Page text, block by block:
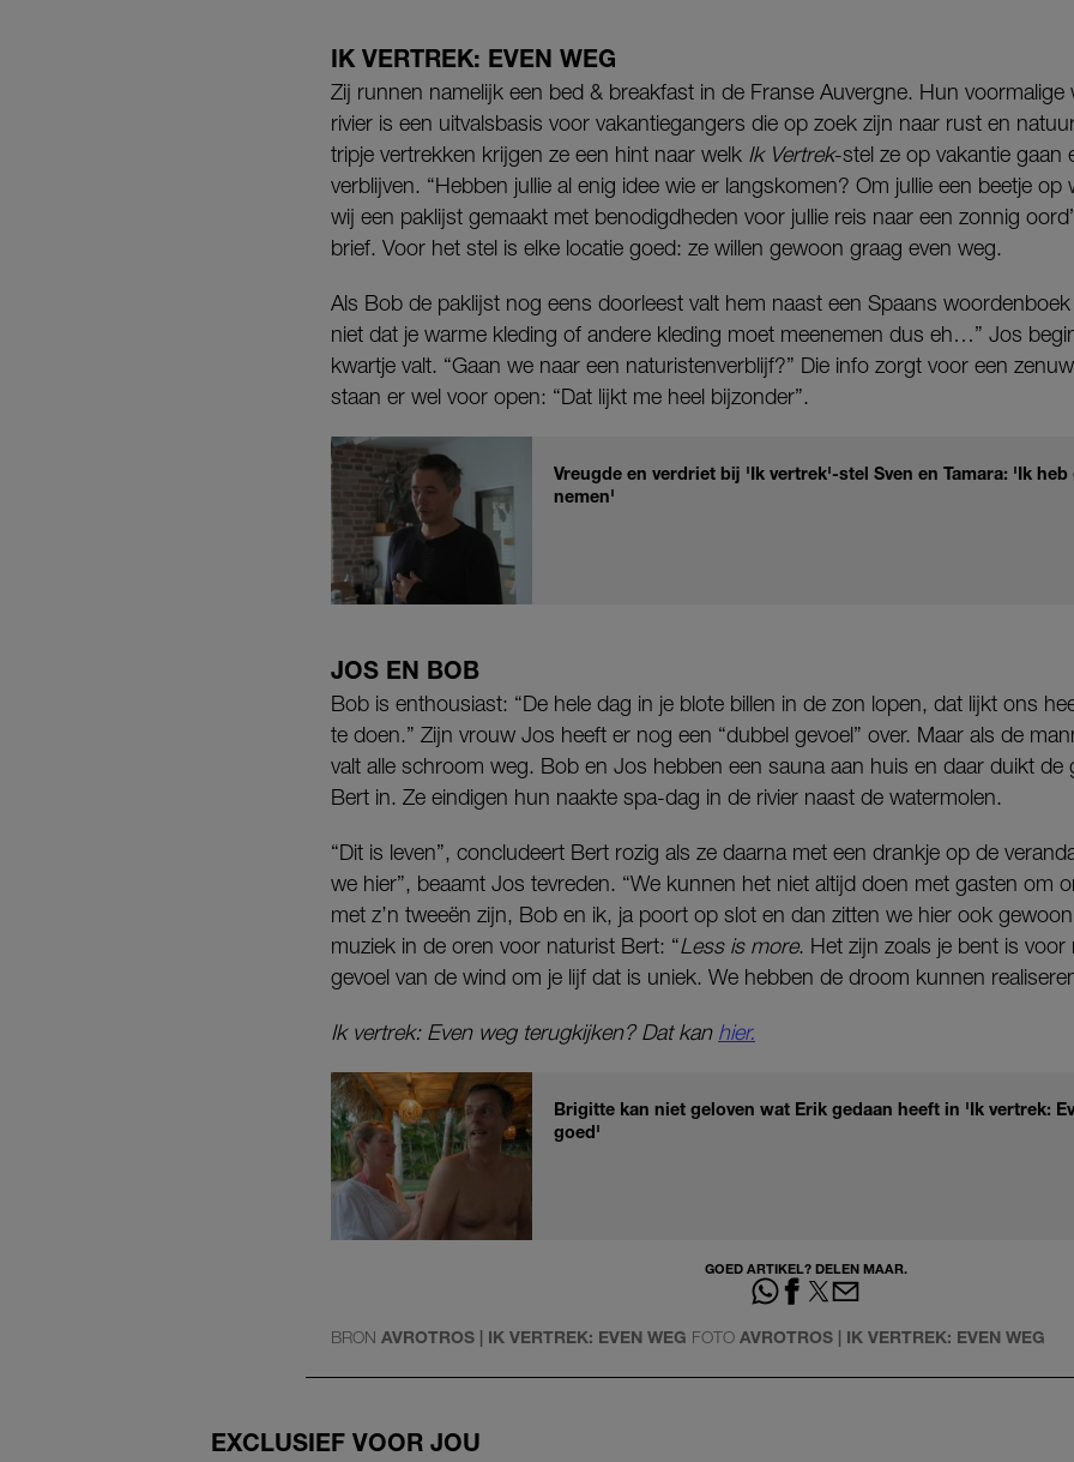
IK VERTREK: EVEN WEG
Zij runnen namelijk een bed & breakfast in de Franse Auvergne. Hun voormalige
rivier is een uitvalsbasis voor vakantiegangers die op zoek zijn naar rust en
tripje vertrekken krijgen ze een hint naar welk Ik Vertrek-stel ze op vakantie gaan
verblijven. “Hebben jullie al enig idee wie er langskomen? Om jullie een beetje
wij een paklijst gemaakt met benodigdheden voor jullie reis naar een zonnig
brief. Voor het stel is elke locatie goed: ze willen gewoon graag even weg.
Als Bob de paklijst nog eens doorleest valt hem naast een Spaans
niet dat je warme kleding of andere kleding moet meenemen dus eh…” Jos
kwartje valt. “Gaan we naar een naturistenverblijf?” Die info zorgt voor een
staan er wel voor open: “Dat lijkt me heel bijzonder”.
Vreugde en verdriet bij 'Ik vertrek'-stel Sven en Tamara: 'Ik
nemen'
JOS EN BOB
Bob is enthousiast: “De hele dag in je blote billen in de zon lopen, dat lijkt ons
te doen.” Zijn vrouw Jos heeft er nog een “dubbel gevoel” over. Maar als de
valt alle schroom weg. Bob en Jos hebben een sauna aan huis en daar duikt de
Bert in. Ze eindigen hun naakte spa-dag in de rivier naast de watermolen.
“Dit is leven”, concludeert Bert rozig als ze daarna met een drankje op de
we hier”, beaamt Jos tevreden. “We kunnen het niet altijd doen met gasten om
met z’n tweeën zijn, Bob en ik, ja poort op slot en dan zitten we hier ook
muziek in de oren voor naturist Bert: “Less is more. Het zijn zoals je bent is
gevoel van de wind om je lijf dat is uniek. We hebben de droom kunnen
Ik vertrek: Even weg terugkijken? Dat kan hier.
Brigitte kan niet geloven wat Erik gedaan heeft in 'Ik vertrek:
goed'
GOED ARTIKEL? DELEN MAAR.
BRON AVROTROS | IK VERTREK: EVEN WEG FOTO AVROTROS | IK VERTREK: EVEN WEG
EXCLUSIEF VOOR JOU